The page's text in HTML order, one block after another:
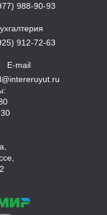
988-90-93
912-72-63
E-mail